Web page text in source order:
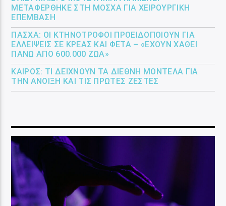
ΜΕΤΑΦΈΡΘΗΚΕ ΣΤΗ ΜΌΣΧΑ ΓΙΑ ΧΕΙΡΟΥΡΓΙΚΉ
ΕΠΈΜΒΑΣΗ
ΠΆΣΧΑ: ΟΙ ΚΤΗΝΟΤΡΌΦΟΙ ΠΡΟΕΙΔΟΠΟΙΟΎΝ ΓΙΑ
ΕΛΛΕΊΨΕΙΣ ΣΕ ΚΡΈΑΣ ΚΑΙ ΦΈΤΑ – «ΈΧΟΥΝ ΧΑΘΕΊ
ΠΆΝΩ ΑΠΌ 600.000 ΖΏΑ»
ΚΑΙΡΌΣ: ΤΙ ΔΕΊΧΝΟΥΝ ΤΑ ΔΙΕΘΝΉ ΜΟΝΤΈΛΑ ΓΙΑ
ΤΗΝ ΆΝΟΙΞΗ ΚΑΙ ΤΙΣ ΠΡΏΤΕΣ ΖΈΣΤΕΣ